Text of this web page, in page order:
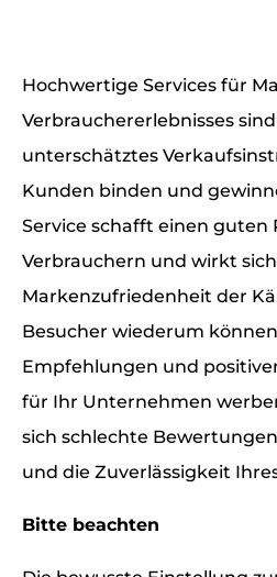
Hochwertige Services für
Verbrauchererlebnisses
unterschätztes
Kunden binden und
Service schafft einen guten
Verbrauchern und wirkt
Markenzufriedenheit der
Besucher wiederum
Empfehlungen und
für Ihr Unternehmen
sich schlechte
und die Zuverlässigkeit
Bitte beachten